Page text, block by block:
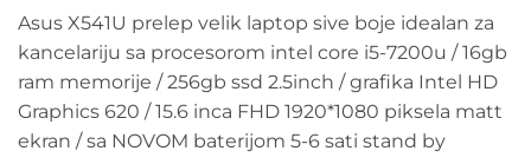
Asus X541U prelep velik laptop sive boje idealan za
kancelariju sa procesorom intel core i5-7200u / 16gb
ram memorije / 256gb ssd 2.5inch / grafika Intel HD
Graphics 620 / 15.6 inca FHD 1920*1080 piksela matt
ekran / sa NOVOM baterijom 5-6 sati stand by